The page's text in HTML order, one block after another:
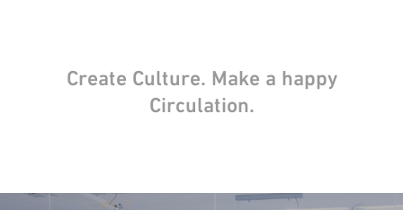
Create Culture. Make a happy
Circulation.